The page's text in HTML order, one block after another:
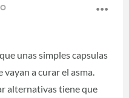
unas simples capsulas
a curar el asma.
alternativas tiene que